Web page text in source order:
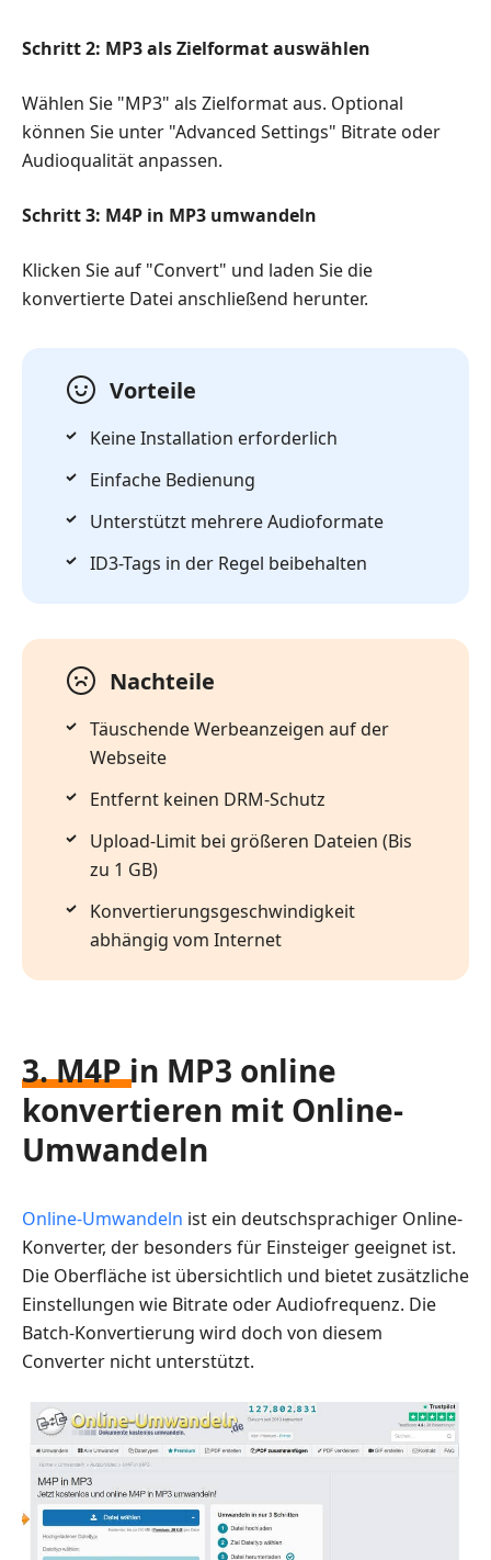
Schritt 2: MP3 als Zielformat auswählen
Wählen Sie "MP3" als Zielformat aus. Optional
können Sie unter "Advanced Settings" Bitrate oder
Audioqualität anpassen.
Schritt 3: M4P in MP3 umwandeln
Klicken Sie auf "Convert" und laden Sie die
konvertierte Datei anschließend herunter.
Vorteile
Keine Installation erforderlich
Einfache Bedienung
Unterstützt mehrere Audioformate
ID3-Tags in der Regel beibehalten
Nachteile
Täuschende Werbeanzeigen auf der
Webseite
Entfernt keinen DRM-Schutz
Upload-Limit bei größeren Dateien (Bis
zu 1 GB)
Konvertierungsgeschwindigkeit
abhängig vom Internet
3. M4P in MP3 online
konvertieren mit Online-
Umwandeln
Online-Umwandeln ist ein deutschsprachiger Online-
Konverter, der besonders für Einsteiger geeignet ist.
Die Oberfläche ist übersichtlich und bietet zusätzliche
Einstellungen wie Bitrate oder Audiofrequenz. Die
Batch-Konvertierung wird doch von diesem
Converter nicht unterstützt.